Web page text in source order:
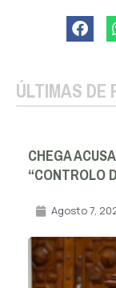
ÚLTIMAS
CHEGA
“CONTROLO
Agosto 7,